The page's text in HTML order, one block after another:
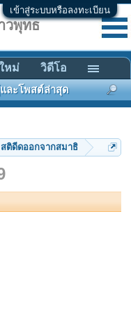
เข้าสู่ระบบหรือลงทะเบียน
สติดีดออกจากสมาธิ
วพุทธ
ละโพสต์ล่าสุด
หม่ วิดีโอ